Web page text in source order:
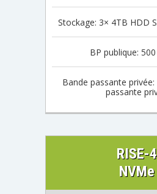
Stockage: 3× 4TB HDD
BP publique:
Bande passante
passante
RISE-4
NVMe